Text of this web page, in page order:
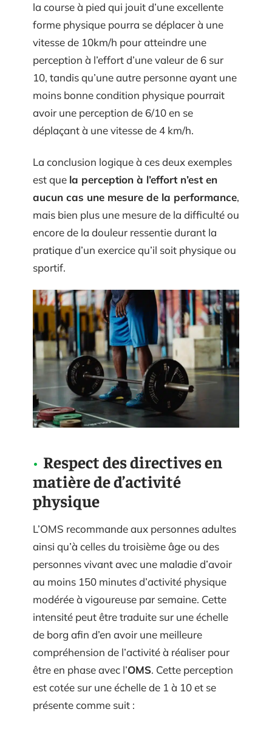
la course à pied qui jouit d’une excellente
forme physique pourra se déplacer à une
vitesse de 10km/h pour atteindre une
perception à l’effort d’une valeur de 6 sur
10, tandis qu’une autre personne ayant une
moins bonne condition physique pourrait
avoir une perception de 6/10 en se
déplaçant à une vitesse de 4 km/h.
La conclusion logique à ces deux exemples
est que la perception à l’effort n’est en
aucun cas une mesure de la performance,
mais bien plus une mesure de la difficulté ou
encore de la douleur ressentie durant la
pratique d’un exercice qu’il soit physique ou
sportif.
Respect des directives en
matière de d’activité
physique
L’OMS recommande aux personnes adultes
ainsi qu’à celles du troisième âge ou des
personnes vivant avec une maladie d’avoir
au moins 150 minutes d’activité physique
modérée à vigoureuse par semaine. Cette
intensité peut être traduite sur une échelle
de borg afin d’en avoir une meilleure
compréhension de l’activité à réaliser pour
être en phase avec l’OMS. Cette perception
est cotée sur une échelle de 1 à 10 et se
présente comme suit :